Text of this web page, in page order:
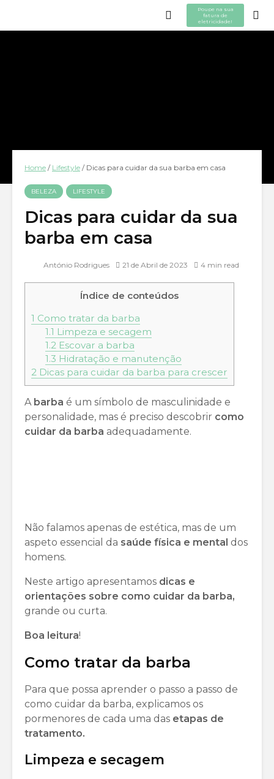
Poupe na sua
fatura de
eletricidade!
Home / Lifestyle / Dicas para cuidar da sua barba em casa
BELEZA LIFESTYLE
Dicas para cuidar da sua
barba em casa
António Rodrigues 21 de Abril de 2023 4 min read
Índice de conteúdos
1 Como tratar da barba
1.1 Limpeza e secagem
1.2Escovar a barba
1.3 Hidratação e manutenção
2 Dicas para cuidar da barba para crescer
A barba é um símbolo de masculinidade e
personalidade, mas é preciso descobrir como
cuidar da barba adequadamente.
Não falamos apenas de estética, mas de um
aspeto essencial da saúde física e mental dos
homens.
Neste artigo apresentamos dicas e
orientações sobre como cuidar da barba,
grande ou curta.
Boa leitura!
Como tratar da barba
Para que possa aprender o passo a passo de
como cuidar da barba, explicamos os
pormenores de cada uma das etapas de
tratamento.
Limpeza e secagem